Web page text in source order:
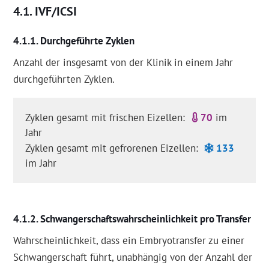
IVF/ICSI
Durchgeführte Zyklen
Anzahl der insgesamt von der Klinik in einem Jahr
durchgeführten Zyklen.
Zyklen gesamt mit frischen Eizellen: 70 im
Jahr
Zyklen gesamt mit gefrorenen Eizellen:
133
im Jahr
Schwangerschaftswahrscheinlichkeit pro Transfer
Wahrscheinlichkeit, dass ein Embryotransfer zu einer
Schwangerschaft führt, unabhängig von der Anzahl der